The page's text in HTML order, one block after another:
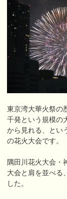
東京湾大華火祭の
千発という規模の
から見れる、とい
の花火大会です。
隅田川花火大会・
大会と肩を並べる
した。